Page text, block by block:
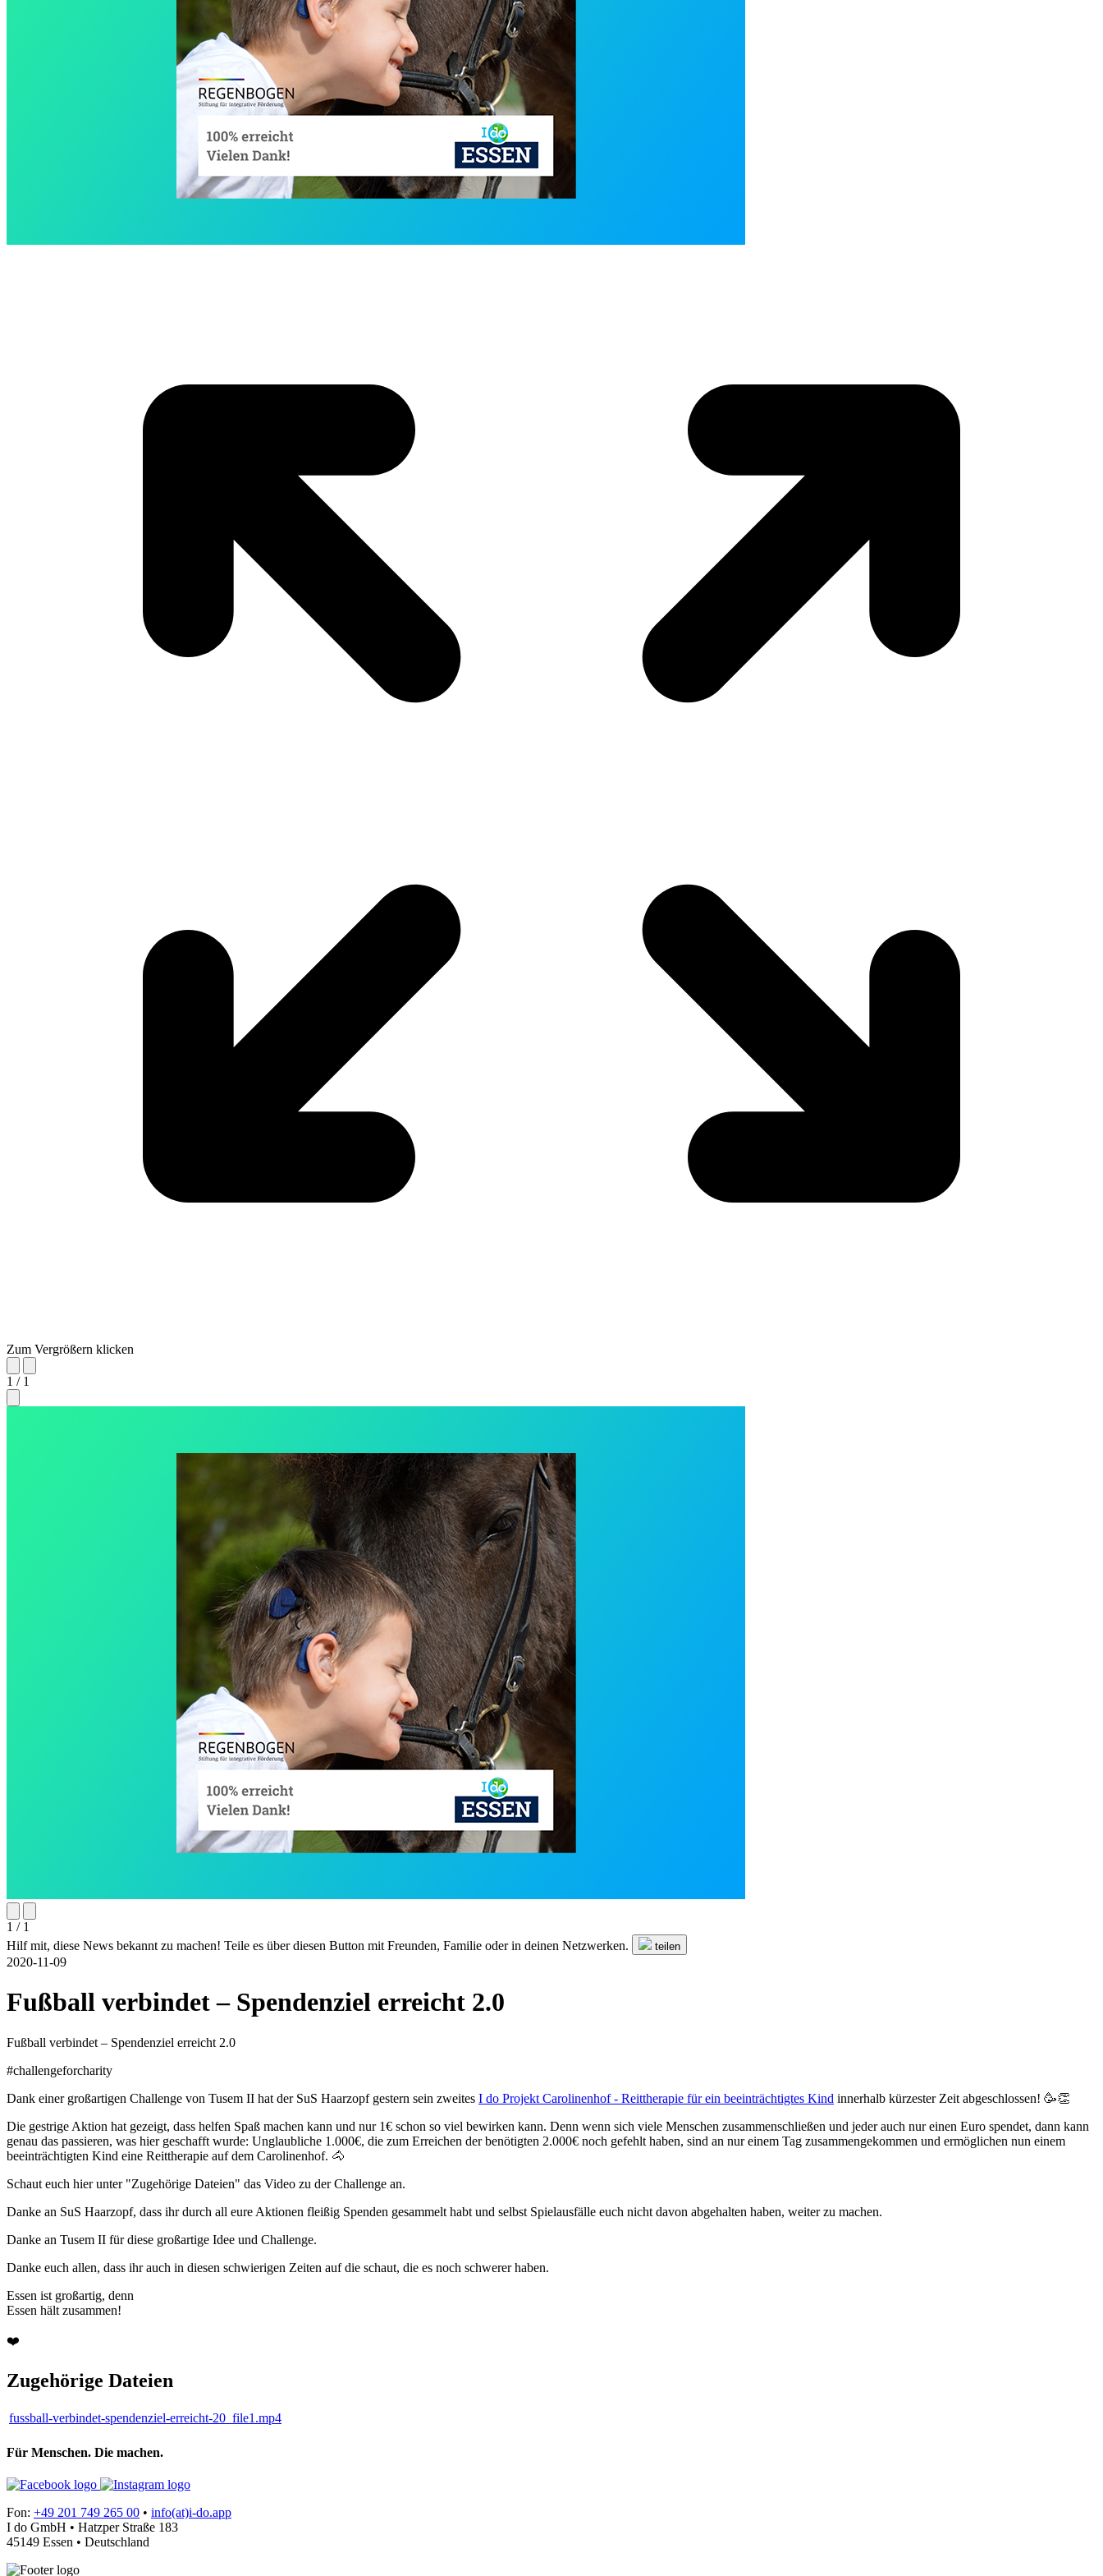
Zum Vergrößern klicken
1 / 1
1 / 1
Hilf mit, diese News bekannt zu machen! Teile es über diesen Button mit Freunden, Familie oder in deinen Netzwerken.
teilen
2020-11-09
Fußball verbindet – Spendenziel erreicht 2.0
Fußball verbindet – Spendenziel erreicht 2.0
#challengeforcharity
Dank einer großartigen Challenge von Tusem II hat der SuS Haarzopf gestern sein zweites I do Projekt Carolinenhof - Reittherapie für ein beeinträchtigtes Kind innerhalb kürzester Zeit abgeschlossen! 🥳👏
Die gestrige Aktion hat gezeigt, dass helfen Spaß machen kann und nur 1€ schon so viel bewirken kann. Denn wenn sich viele Menschen zusammenschließen und jeder auch nur einen Euro spendet, dann kann
genau das passieren, was hier geschafft wurde: Unglaubliche 1.000€, die zum Erreichen der benötigten 2.000€ noch gefehlt haben, sind an nur einem Tag zusammengekommen und ermöglichen nun einem
beeinträchtigten Kind eine Reittherapie auf dem Carolinenhof. 🐴
Schaut euch hier unter "Zugehörige Dateien" das Video zu der Challenge an.
Danke an SuS Haarzopf, dass ihr durch all eure Aktionen fleißig Spenden gesammelt habt und selbst Spielausfälle euch nicht davon abgehalten haben, weiter zu machen.
Danke an Tusem II für diese großartige Idee und Challenge.
Danke euch allen, dass ihr auch in diesen schwierigen Zeiten auf die schaut, die es noch schwerer haben.
Essen ist großartig, denn
Essen hält zusammen!
❤️
Zugehörige Dateien
fussball-verbindet-spendenziel-erreicht-20_file1.mp4
Für Menschen. Die machen.
Fon: +49 201 749 265 00 • info(at)i-do.app
I do GmbH • Hatzper Straße 183
45149 Essen • Deutschland